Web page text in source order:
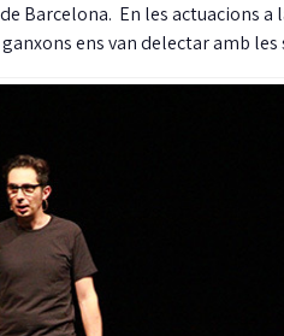
Barcelona. En les actuacions
ens van delectar amb les